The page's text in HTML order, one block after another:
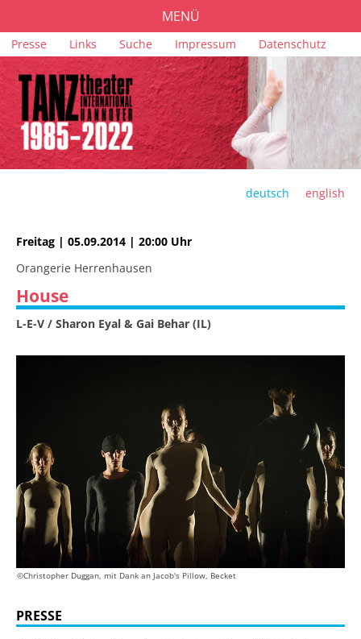
MENÜ
Navigation
überspringen
Presse Links Suche Impressum Datenschutz
deutsch english
PROGRAMM
TICKETS
ORTE
FÖRDERUNG
Freitag | 05.09.2014 | 20:00 Uhr
Orangerie Herrenhausen
House
L-E-V / Sharon Eyal & Gai Behar (IL)
©Christopher Duggan, mit Dank an Jacob's Pillow, Becket
PRESSE